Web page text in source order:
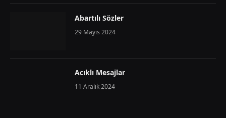
Abartılı Sözler
29 Mayıs 2024
Acıklı Mesajlar
11 Aralık 2024